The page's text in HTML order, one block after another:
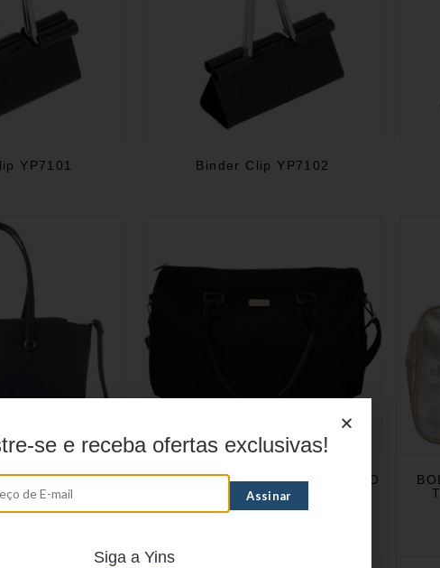
YP7101 Binder Clip YP7102
YS39056
BOLSA FEMININA ESPORTE FINO
EM POLIÉSTER YS25044
se e receba ofertas exclusivas!
Siga a Yins